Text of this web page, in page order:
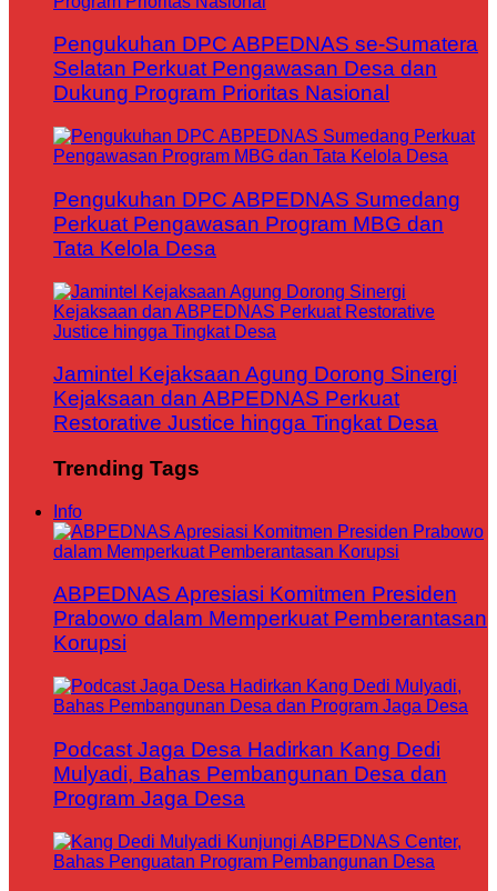
Pengukuhan DPC ABPEDNAS se-Sumatera
Selatan Perkuat Pengawasan Desa dan
Dukung Program Prioritas Nasional
Pengukuhan DPC ABPEDNAS Sumedang
Perkuat Pengawasan Program MBG dan
Tata Kelola Desa
Jamintel Kejaksaan Agung Dorong Sinergi
Kejaksaan dan ABPEDNAS Perkuat
Restorative Justice hingga Tingkat Desa
Trending Tags
Info
ABPEDNAS Apresiasi Komitmen Presiden
Prabowo dalam Memperkuat Pemberantasan
Korupsi
Podcast Jaga Desa Hadirkan Kang Dedi
Mulyadi, Bahas Pembangunan Desa dan
Program Jaga Desa